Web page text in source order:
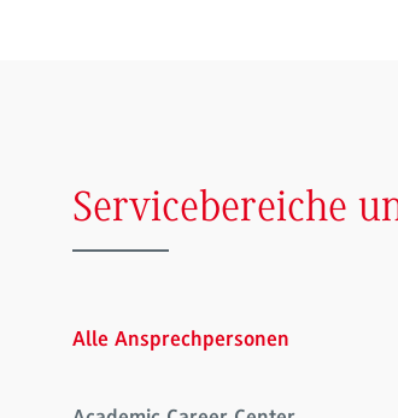
Servicebereiche
Alle Ansprechpersonen